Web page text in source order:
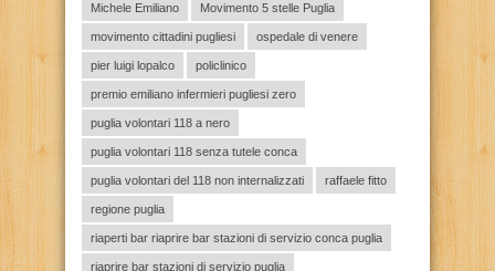
Michele Emiliano Movimento 5 stelle Puglia
movimento cittadini pugliesi ospedale di venere
pier luigi lopalco policlinico
premio emiliano infermieri pugliesi zero
puglia volontari 118 a nero
puglia volontari 118 senza tutele conca
puglia volontari del 118 non internalizzati raffaele fitto
regione puglia
riaperti bar riaprire bar stazioni di servizio conca puglia
riaprire bar stazioni di servizio puglia